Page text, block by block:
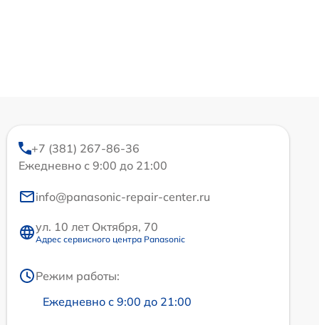
+7 (381) 267-86-36
Ежедневно с 9:00 до 21:00
info@panasonic-repair-center.ru
ул. 10 лет Октября, 70
Адрес сервисного центра Panasonic
Режим работы:
Ежедневно с 9:00 до 21:00